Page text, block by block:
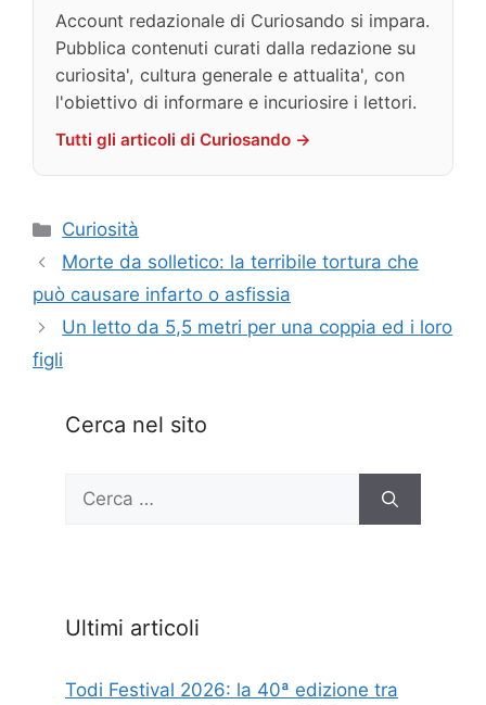
Account redazionale di Curiosando si impara.
Pubblica contenuti curati dalla redazione su
curiosita', cultura generale e attualita', con
l'obiettivo di informare e incuriosire i lettori.
Tutti gli articoli di Curiosando →
Categorie
Curiosità
Morte da solletico: la terribile tortura che
può causare infarto o asfissia
Un letto da 5,5 metri per una coppia ed i loro
figli
Cerca nel sito
Ricerca
Ultimi articoli
Todi Festival 2026: la 40ª edizione tra